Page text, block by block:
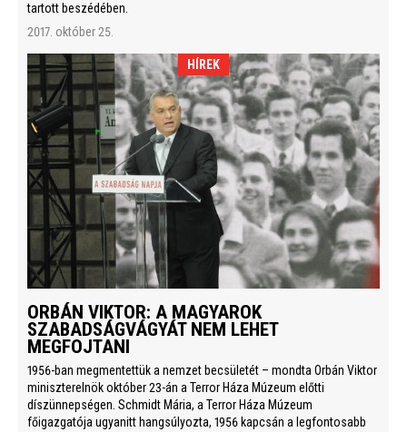
tartott beszédében.
2017. október 25.
HÍREK
ORBÁN VIKTOR: A MAGYAROK
SZABADSÁGVÁGYÁT NEM LEHET
MEGFOJTANI
1956-ban megmentettük a nemzet becsületét – mondta Orbán Viktor
miniszterelnök október 23-án a Terror Háza Múzeum előtti
díszünnepségen. Schmidt Mária, a Terror Háza Múzeum
főigazgatója ugyanitt hangsúlyozta, 1956 kapcsán a legfontosabb